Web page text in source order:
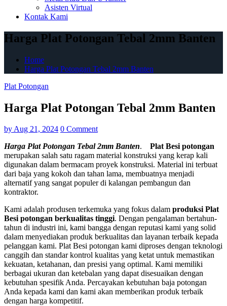
Asisten Virtual
Kontak Kami
Harga Plat Potongan Tebal 2mm Banten
Home
Harga Plat Potongan Tebal 2mm Banten
Plat Potongan
Harga Plat Potongan Tebal 2mm Banten
byAug 21, 2024 0 Comment
Harga Plat Potongan Tebal 2mm Banten. Plat Besi potongan
merupakan salah satu ragam material konstruksi yang kerap kali
digunakan dalam bermacam proyek konstruksi. Material ini terbuat
dari baja yang kokoh dan tahan lama, membuatnya menjadi
alternatif yang sangat populer di kalangan pembangun dan
kontraktor.
Kami adalah produsen terkemuka yang fokus dalam produksi Plat
Besi potongan berkualitas tinggi. Dengan pengalaman bertahun-
tahun di industri ini, kami bangga dengan reputasi kami yang solid
dalam menyediakan produk berkualitas dan layanan terbaik kepada
pelanggan kami. Plat Besi potongan kami diproses dengan teknologi
canggih dan standar kontrol kualitas yang ketat untuk memastikan
kekuatan, ketahanan, dan presisi yang optimal. Kami memiliki
berbagai ukuran dan ketebalan yang dapat disesuaikan dengan
kebutuhan spesifik Anda. Percayakan kebutuhan baja potongan
Anda kepada kami dan kami akan memberikan produk terbaik
dengan harga kompetitif.